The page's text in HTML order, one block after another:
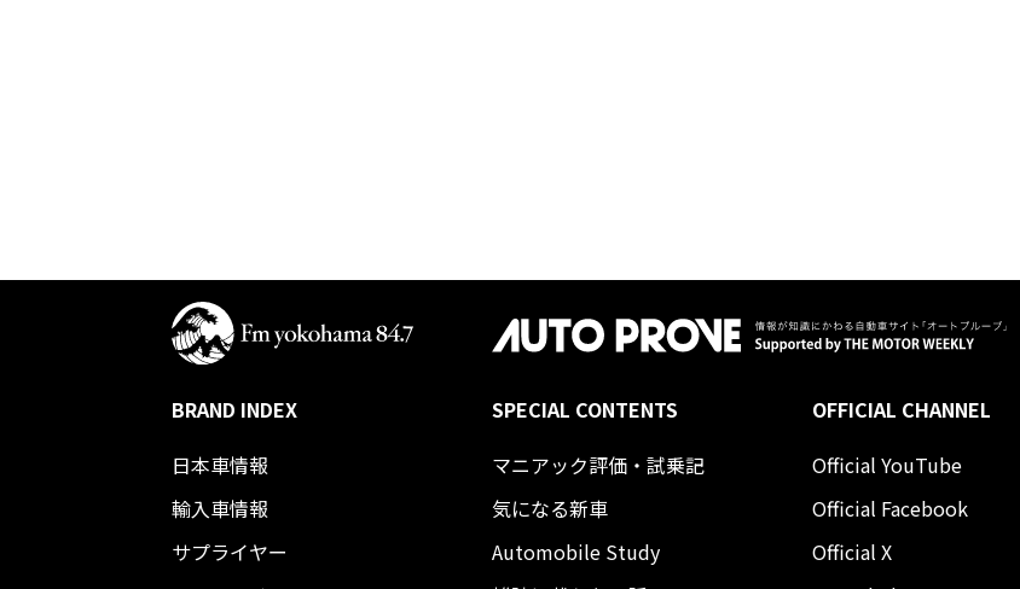
BRAND INDEX
日本車情報​
輸入車情報
サプライヤー
SPECIAL CONTENTS
マニアック評価・試乗記
気になる新車
Automobile Study
OFFICIAL CHANNEL
Official YouTube
Official Facebook
Official X